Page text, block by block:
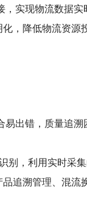
实现物流数据实
，降低物流资源
出错，质量追溯
别，利用实时采
追溯管理、混流